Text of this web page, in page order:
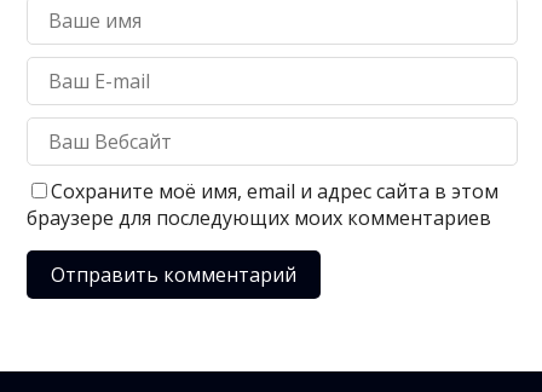
Сохраните моё имя, email и адрес сайта в этом
браузере для последующих моих комментариев